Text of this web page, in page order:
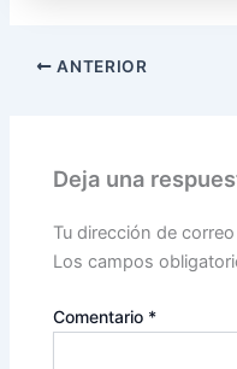
ANTERIOR
Deja una
Tu dirección de
Los campos
Comentario *